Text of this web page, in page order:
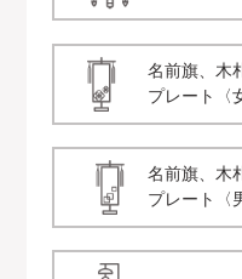
名前旗、木
プレート〈
名前旗、木
プレート〈